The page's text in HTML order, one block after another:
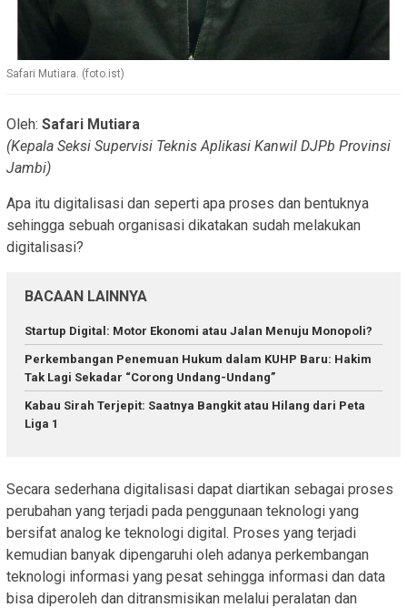
Safari Mutiara. (foto.ist)
Oleh: Safari Mutiara
(Kepala Seksi Supervisi Teknis Aplikasi Kanwil DJPb Provinsi
Jambi)
Apa itu digitalisasi dan seperti apa proses dan bentuknya
sehingga sebuah organisasi dikatakan sudah melakukan
digitalisasi?
BACAAN LAINNYA
Startup Digital: Motor Ekonomi atau Jalan Menuju Monopoli?
Perkembangan Penemuan Hukum dalam KUHP Baru: Hakim
Tak Lagi Sekadar “Corong Undang-Undang”
Kabau Sirah Terjepit: Saatnya Bangkit atau Hilang dari Peta
Liga 1
Secara sederhana digitalisasi dapat diartikan sebagai proses
perubahan yang terjadi pada penggunaan teknologi yang
bersifat analog ke teknologi digital. Proses yang terjadi
kemudian banyak dipengaruhi oleh adanya perkembangan
teknologi informasi yang pesat sehingga informasi dan data
bisa diperoleh dan ditransmisikan melalui peralatan dan